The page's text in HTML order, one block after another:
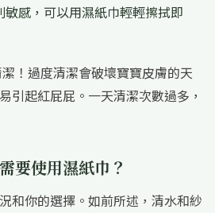
感，可以用濕紙巾輕輕擦拭即
！過度清潔會破壞寶寶皮膚的天
引起紅屁屁。一天清潔次數過多，
要使用濕紙巾？
和你的選擇。如前所述，清水和紗